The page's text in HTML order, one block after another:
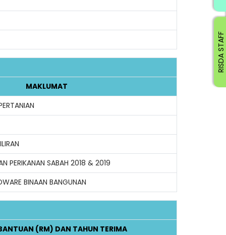
MAKLUMAT
PERIKANAN SABAH 2018 & 2019
BINAAN BANGUNAN
(RM) DAN TAHUN TERIMA
RISDA STAFF